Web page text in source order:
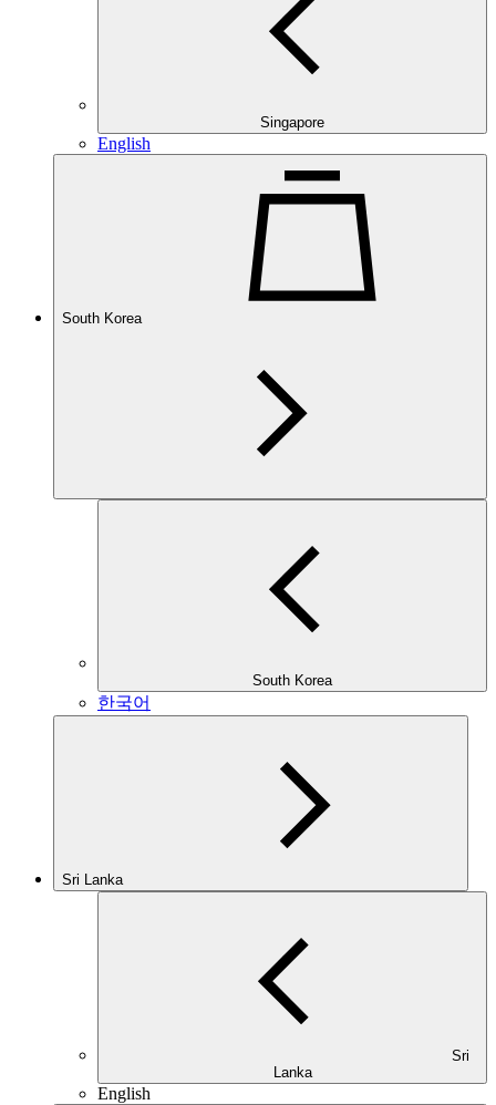
Singapore
English
South Korea
South Korea
한국어
Sri Lanka
Lanka
English